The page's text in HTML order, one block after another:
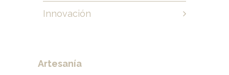
Innovación
Artesanía